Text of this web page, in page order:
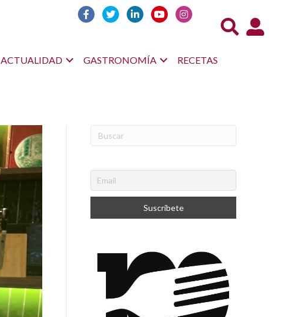
Acceso
ACTUALIDAD GASTRONOMÍA
RECETAS